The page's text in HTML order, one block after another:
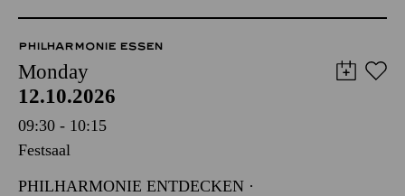
PHILHARMONIE ESSEN
Monday
12.10.2026
09:30 - 10:15
Festsaal
PHILHARMONIE ENTDECKEN ·